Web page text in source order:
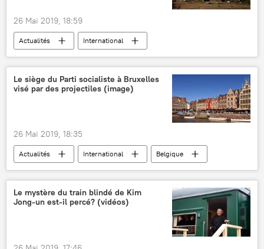
26 Mai 2019, 18:59
Actualités
International
Burkina Faso
terrorisme
attaque
attentat
morts Afrique
Le siège du Parti socialiste à Bruxelles
visé par des projectiles (image)
26 Mai 2019, 18:35
Actualités International
Belgique
projectiles
peinture
façade
gilets jaunes
Le mystère du train blindé de Kim
Jong-un est-il percé? (vidéos)